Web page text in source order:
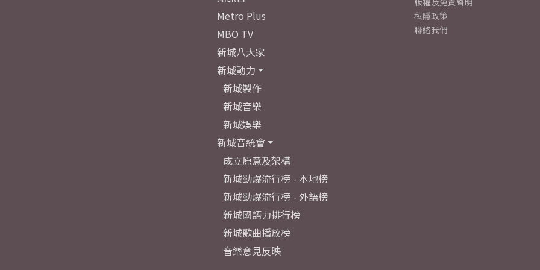
Metro Plus
MBO TV
新城八大家
新城動力
新城製作
新城音樂
新城娛樂
新城音統會
成立原意及架構
新城勁爆流行榜 - 本地榜
新城勁爆流行榜 - 外語榜
新城國語力排行榜
新城歌曲播放榜
音樂意見反映
私隱政策
聯絡我們